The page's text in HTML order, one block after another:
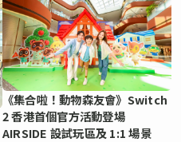
《集合啦！動物森友會》Switch
2 香港首個官方活動登場
AIRSIDE 設試玩區及 1:1 場景